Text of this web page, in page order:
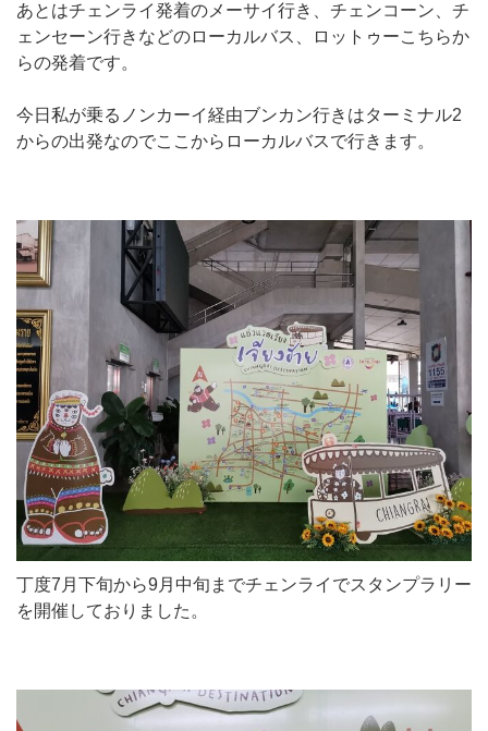
あとはチェンライ発着のメーサイ行き、チェンコーン、チ
ェンセーン行きなどのローカルバス、ロットゥーこちらか
らの発着です。
今日私が乗るノンカーイ経由ブンカン行きはターミナル2
からの出発なのでここからローカルバスで行きます。
丁度7月下旬から9月中旬までチェンライでスタンプラリー
を開催しておりました。